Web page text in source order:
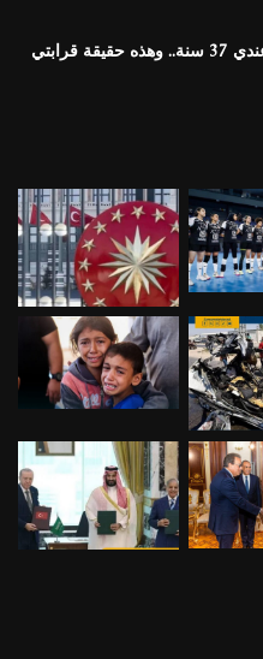
مريم سعيد صالح: دخلت الفن وأنا عندي 37 سنة.. وهذه حقيقة قرابتي